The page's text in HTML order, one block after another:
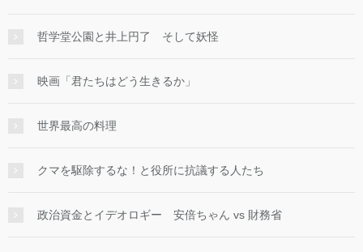
哲学堂公園と井上円了 そして妖怪
映画「君たちはどう生きるか」
世界最高の料理
クマを駆除するな！と役所に抗議する人たち
政治資金とイデオロギー 安倍ちゃん vs 財務省